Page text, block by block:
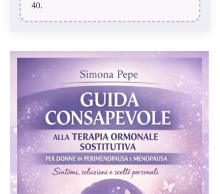
40.